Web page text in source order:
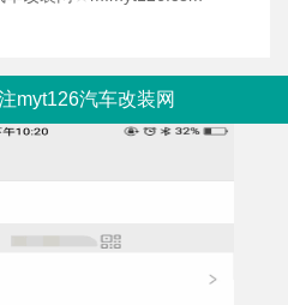
myt126汽车改装网